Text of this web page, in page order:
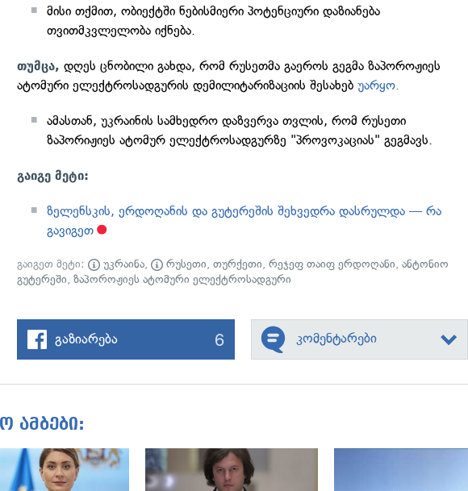
მისი თქმით, ობიექტში ნებისმიერი პოტენციური დაზიანება
თვითმკვლელობა იქნება.
თუმცა, დღეს ცნობილი გახდა, რომ რუსეთმა გაეროს გეგმა ზაპოროჟიეს
ატომური ელექტროსადგურის დემილიტარიზაციის შესახებუარყო.
ამასთან, უკრაინის სამხედრო დაზვერვა თვლის, რომ რუსეთი
ზაპორიჟიეს ატომურ ელექტროსადგურზე "პროვოკაციას" გეგმავს.
გაიგე მეტი:
ზელენსკის, ერდოღანის და გუტერეშის შეხვედრა დასრულდა — რა
გავიგეთ
გაიგეთ მეტი: უკრაინა, რუსეთი,თურქეთი,რეჯეფ თაიფ ერდოღანი,ანტონიო
გუტერეში,ზაპოროჟიეს ატომური ელექტროსადგური
გაზიარება 6 კომენტარები
ამბები: